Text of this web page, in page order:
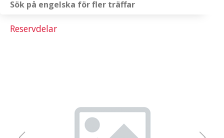
Släpvagnar & Skylift
Reservdelar